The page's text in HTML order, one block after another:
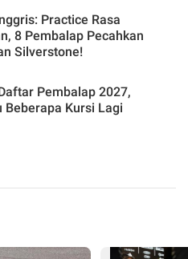
Practice Rasa
8 Pembalap Pecahkan
Silverstone!
Pembalap 2027,
Beberapa Kursi Lagi